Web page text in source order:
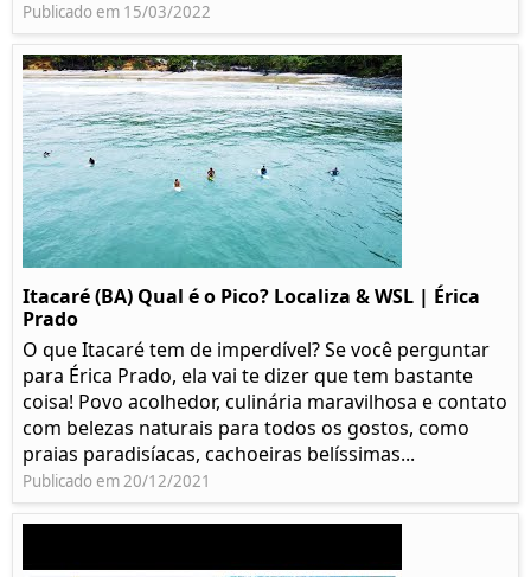
Publicado em 15/03/2022
Itacaré (BA) Qual é o Pico? Localiza & WSL | Érica
Prado​
O que Itacaré tem de imperdível? Se você perguntar
para Érica Prado, ela vai te dizer que tem bastante
coisa!​ Povo acolhedor, culinária maravilhosa e contato
com belezas naturais para todos os gostos, como
praias paradisíacas, cachoeiras belíssimas...
Publicado em 20/12/2021